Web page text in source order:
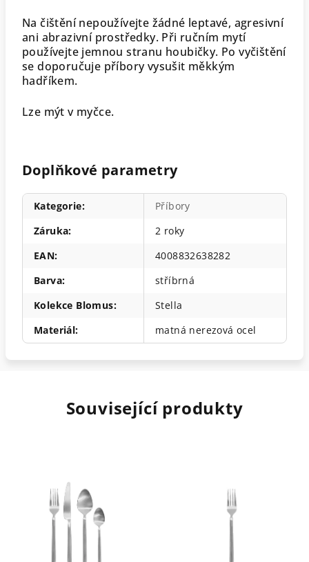
Na čištění nepoužívejte žádné leptavé, agresivní
ani abrazivní prostředky. Při ručním mytí
používejte jemnou stranu houbičky. Po vyčištění
se doporučuje příbory vysušit měkkým
hadříkem.
Lze mýt v myčce.
Doplňkové parametry
Kategorie:
Příbory
Záruka:
2 roky
EAN:
4008832638282
Barva:
stříbrná
Kolekce Blomus:
Stella
Materiál: matná nerezová ocel
Související produkty